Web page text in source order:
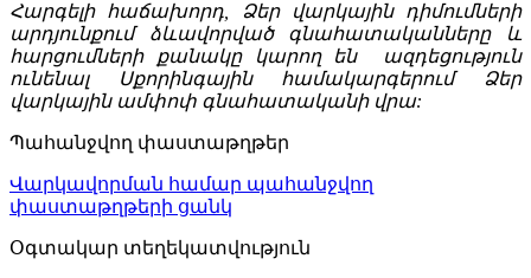
Հարգելի հաճախորդ, Ձեր վարկային դիմումների
արդյունքում ձևավորված գնահատականները և
հարցումների քանակը կարող են ազդեցություն
ունենալ Սքորինգային համակարգերում Ձեր
վարկային ամփոփ գնահատականի վրա:
Պահանջվող փաստաթղթեր
Վարկավորման համար պահանջվող
փաստաթղթերի ցանկ
Օգտակար տեղեկատվություն